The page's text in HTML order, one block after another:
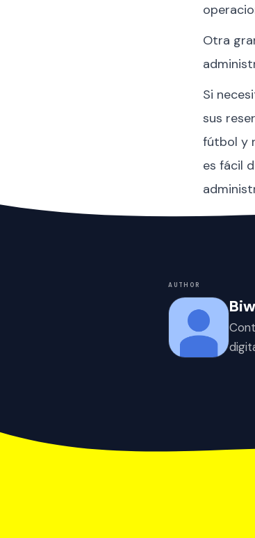
Otra
Si
sus
fútbol y
es fácil
AUTHOR